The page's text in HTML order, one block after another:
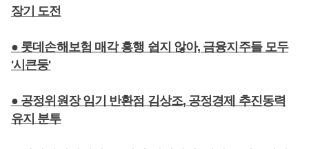
장기 도전
● 롯데손해보험 매각 흥행 쉽지 않아, 금융지주들 모두
'시큰둥'
● 공정위원장 임기 반환점 김상조, 공정경제 추진동력
유지 분투